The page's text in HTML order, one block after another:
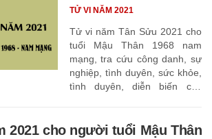
Tử vi năm Tân Sửu 2021 cho
tuổi Mậu Thân 1968 nam
mạng, tra cứu công danh, sự
nghiệp, tình duyên, sức khỏe,
tình duyên, diễn biến các
TỬ VI NĂM 2021
2021 cho người tuổi Mậu Thân